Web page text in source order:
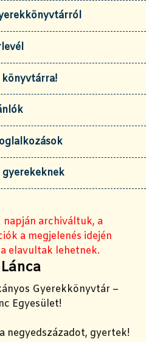
napján archiváltuk, a
a megjelenés idején
elavultak lehetnek.
Gyerekkönyvtár –
Egyesület!
negyedszázadot, gyertek!